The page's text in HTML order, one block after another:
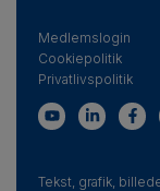
Per
Videncenter
Hospital
Medlemslogin
Cookiepolitik
Privatlivspolitik
Tekst, grafik,